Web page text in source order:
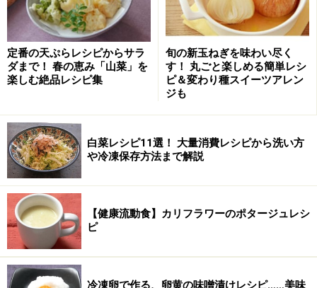
■ポテトチップスグラタンの作り方
1
ポテトチップに、細切りしたハムを散らす。
ココット皿にポテトチップを入れ、細切りしたハムを散
定番の天ぷらレシピからサラ
ダまで！ 春の恵み「山菜」を
楽しむ絶品レシピ集
旬の新玉ねぎを味わい尽く
す！ 丸ごと楽しめる簡単レシ
ピ＆変わり種スイーツアレン
ジも
白菜レシピ11選！ 大量消費レシピから洗い方
や冷凍保存方法まで解説
【健康流動食】カリフラワーのポタージュレシ
ピ
冷凍卵で作る、卵黄の味噌漬けレシピ……美味